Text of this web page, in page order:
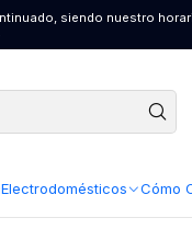
Electrodomésticos Cómo
siendo nuestro
)